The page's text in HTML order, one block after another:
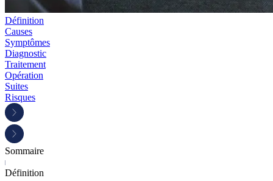
Définition
Causes
Symptômes
Diagnostic
Traitement
Opération
Suites
Risques
Sommaire
Définition